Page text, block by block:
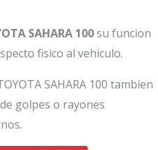
SAHARA 100su funcion
fisico al vehiculo.
SAHARA 100 tambien
golpes o rayones